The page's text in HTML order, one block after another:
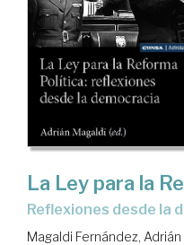
La Ley para la
reflexiones desde la
Magaldi Fernández, Adrián